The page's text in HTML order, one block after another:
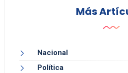
Más
Nacional
Política